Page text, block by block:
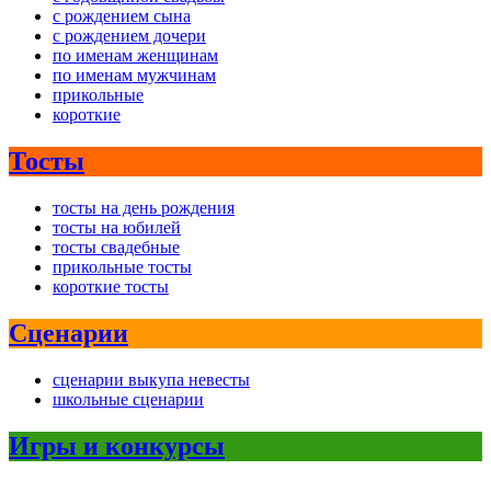
с рождением сына
с рождением дочери
по именам женщинам
по именам мужчинам
прикольные
короткие
Тосты
тосты на день рождения
тосты на юбилей
тосты свадебные
прикольные тосты
короткие тосты
Сценарии
сценарии выкупа невесты
школьные сценарии
Игры и конкурсы